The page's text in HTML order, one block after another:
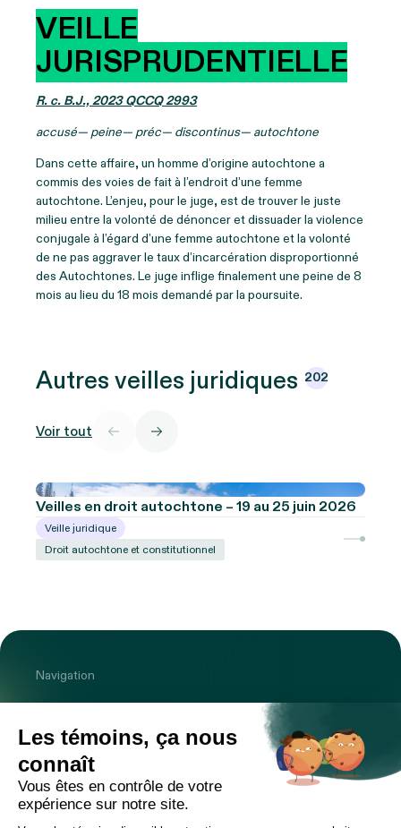
VEILLE
JURISPRUDENTIELLE
R. c. B.J., 2023 QCCQ 2993
accusé— peine— préc— discontinus— autochtone
Dans cette affaire, un homme d’origine autochtone a
commis des voies de fait à l’endroit d’une femme
autochtone. L’enjeu, pour le juge, est de trouver le juste
milieu entre la volonté de dénoncer et dissuader la violence
conjugale à l’égard d’une femme autochtone et la volonté
de ne pas aggraver le taux d’incarcération disproportionné
des Autochtones. Le juge inflige finalement une peine de 8
mois au lieu du 18 mois demandé par la poursuite.
Autres veilles juridiques 202
Voir tout
Veilles en droit autochtone – 19 au 25 juin 2026
Veille juridique
Droit autochtone et constitutionnel
Navigation
Cabinet
Équipe
Expertises
Bureaux
Carrière